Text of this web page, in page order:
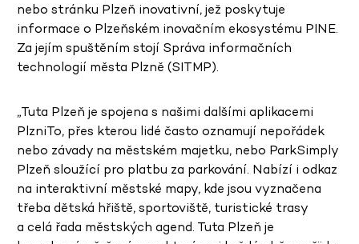
nebo stránku Plzeň inovativní, jež poskytuje
informace o Plzeňském inovačním ekosystému PINE.
Za jejím spuštěním stojí Správa informačních
technologií města Plzně (SITMP).
„Tuta Plzeň je spojena s našimi dalšími aplikacemi
PlzniTo, přes kterou lidé často oznamují nepořádek
nebo závady na městském majetku, nebo ParkSimply
Plzeň sloužící pro platbu za parkování. Nabízí i odkaz
na interaktivní městské mapy, kde jsou vyznačena
třeba dětská hřiště, sportoviště, turistické trasy
a celá řada městských agend. Tuta Plzeň je